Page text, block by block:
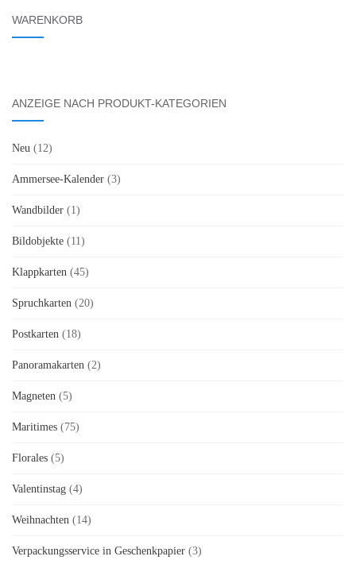
WARENKORB
ANZEIGE NACH PRODUKT-KATEGORIEN
Neu (12)
Ammersee-Kalender (3)
Wandbilder (1)
Bildobjekte (11)
Klappkarten (45)
Spruchkarten (20)
Postkarten (18)
Panoramakarten (2)
Magneten (5)
Maritimes (75)
Florales (5)
Valentinstag (4)
Weihnachten (14)
Verpackungsservice in Geschenkpapier (3)